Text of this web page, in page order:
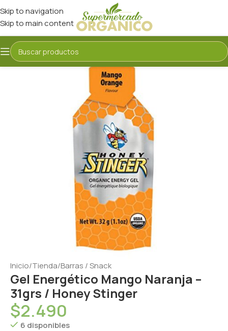
Skip to navigation
Skip to main content
Inicio/Tienda/Barras / Snack
Gel Energético Mango Naranja –
31grs / Honey Stinger
$2.490
6 disponibles